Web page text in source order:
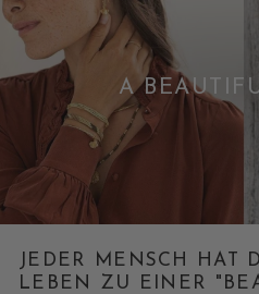
A
JEDER MENSCH HAT
LEBEN ZU EINER